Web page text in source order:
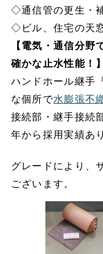
◇通信管の更生・
◇ビル、住宅の天
【電気・通信分野
確かな止水性能！】
ハンドホール継手
な個所で水膨張不
接続部・継手接続
年から採用実績あ
グレードにより、
ございます。